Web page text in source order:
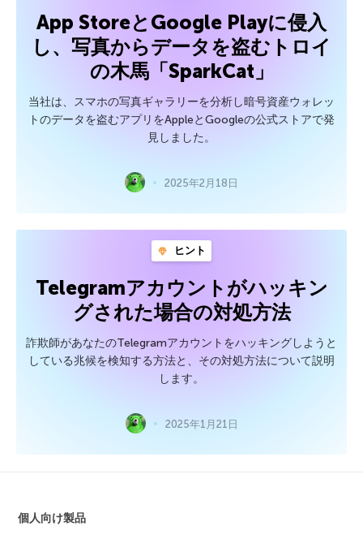
App StoreとGoogle Playに侵入
し、写真からデータを盗むトロイ
の木馬「SparkCat」
当社は、スマホの写真ギャラリーを分析し暗号資産ウォレッ
トのデータを盗むアプリをAppleとGoogleの公式ストアで発
見しました。
2025年2月18日
ヒント
Telegramアカウントがハッキン
グされた場合の対処方法
詐欺師があなたのTelegramアカウントをハッキングしようと
している兆候を検知する方法と、その対処方法について説明
します。
2025年1月21日
個人向け製品